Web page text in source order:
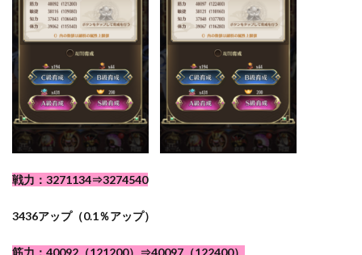
戦力：3271134⇒3274540
3436アップ（0.1％アップ）
筋力：40092（121200）⇒40097（122400）